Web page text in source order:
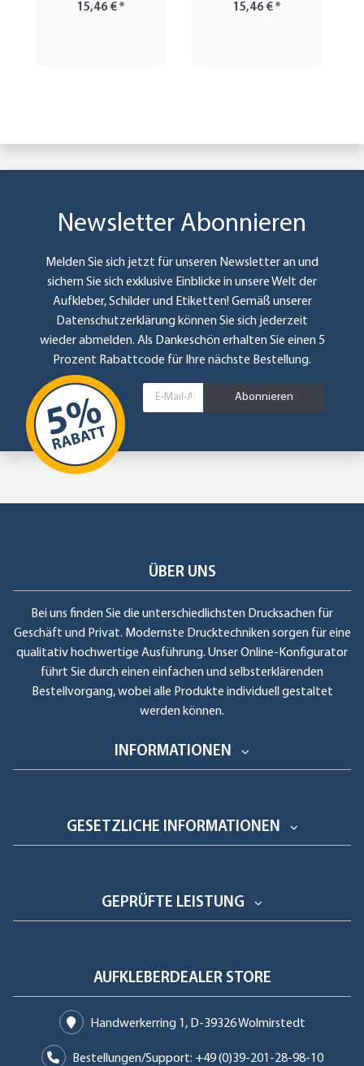
15,46 €* 15,46 €*
Newsletter Abonnieren
Melden Sie sich jetzt für unseren Newsletter an und
sichern Sie sich exklusive Einblicke in unsere Welt der
Aufkleber, Schilder und Etiketten! Gemäß unserer
Datenschutzerklärung können Sie sich jederzeit
wieder abmelden. Als Dankeschön erhalten Sie einen 5
Prozent Rabattcode für Ihre nächste Bestellung.
Abonnieren
ÜBER UNS
Bei uns finden Sie die unterschiedlichsten Drucksachen für
Geschäft und Privat. Modernste Drucktechniken sorgen für eine
qualitativ hochwertige Ausführung. Unser Online-Konfigurator
führt Sie durch einen einfachen und selbsterklärenden
Bestellvorgang, wobei alle Produkte individuell gestaltet
werden können.
INFORMATIONEN
GESETZLICHE INFORMATIONEN
GEPRÜFTE LEISTUNG
AUFKLEBERDEALER STORE
Handwerkerring 1, D-39326 Wolmirstedt
Bestellungen/Support: +49 (0)39-201-28-98-10